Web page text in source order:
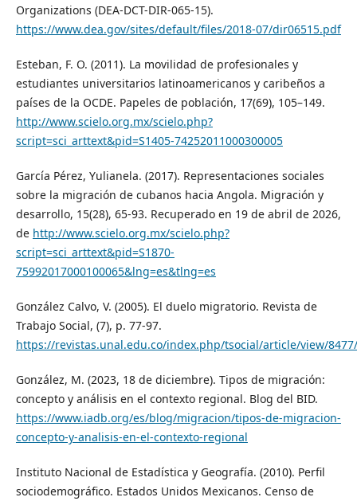
Organizations (DEA-DCT-DIR-065-15).
https://www.dea.gov/sites/default/files/2018-07/dir06515.pdf
Esteban, F. O. (2011). La movilidad de profesionales y
estudiantes universitarios latinoamericanos y caribeños a
países de la OCDE. Papeles de población, 17(69), 105–149.
http://www.scielo.org.mx/scielo.php?
script=sci_arttext&pid=S1405-74252011000300005
García Pérez, Yulianela. (2017). Representaciones sociales
sobre la migración de cubanos hacia Angola. Migración y
desarrollo, 15(28), 65-93. Recuperado en 19 de abril de 2026,
de http://www.scielo.org.mx/scielo.php?
script=sci_arttext&pid=S1870-
75992017000100065&lng=es&tlng=es
González Calvo, V. (2005). El duelo migratorio. Revista de
Trabajo Social, (7), p. 77-97.
https://revistas.unal.edu.co/index.php/tsocial/article/view/
González, M. (2023, 18 de diciembre). Tipos de migración:
concepto y análisis en el contexto regional. Blog del BID.
https://www.iadb.org/es/blog/migracion/tipos-de-migracion-
concepto-y-analisis-en-el-contexto-regional
Instituto Nacional de Estadística y Geografía. (2010). Perfil
sociodemográfico. Estados Unidos Mexicanos. Censo de